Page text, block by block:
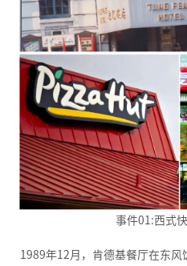
事件01:西式
1989年12月，肯德基餐厅在东